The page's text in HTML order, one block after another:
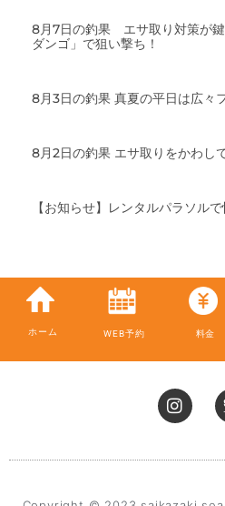
8月7日の釣果 エサ取り対策が鍵
ダンゴ」で狙い撃ち！
8月3日の釣果 真夏の平日は広々
8月2日の釣果 エサ取りをかわし
【お知らせ】レンタルパラソル
ホーム WEB予約 料金
I
n
a
r